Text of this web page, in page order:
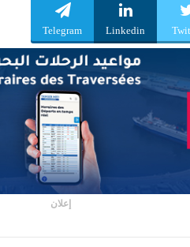
Linkedin
Telegram
إعلان